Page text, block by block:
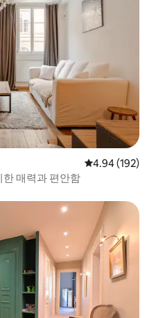
평점 4.94점(5
4.94 (192)
매력과 편안함